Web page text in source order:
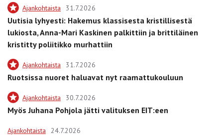
Ajankohtaista 31.7.2026
Uutisia lyhyesti: Hakemus klassisesta kristillisestä
lukiosta, Anna-Mari Kaskinen palkittiin ja brittiläinen
kristitty poliitikko murhattiin
Ajankohtaista 31.7.2026
Ruotsissa nuoret haluavat nyt raamattukouluun
Ajankohtaista 30.7.2026
Myös Juhana Pohjola jätti valituksen EIT:een
Ajankohtaista 24.7.2026